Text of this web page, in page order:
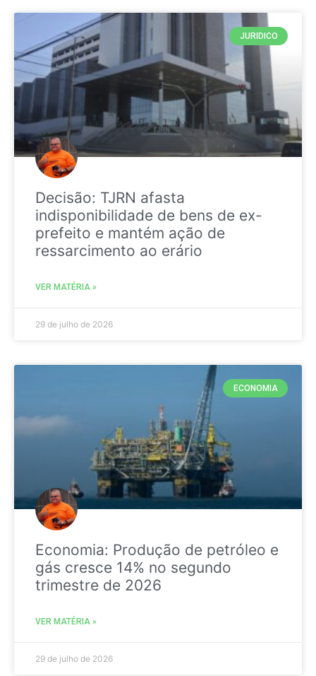
JURIDICO
Decisão: TJRN afasta
indisponibilidade de bens de ex-
prefeito e mantém ação de
ressarcimento ao erário
VER MATÉRIA »
29 de julho de 2026
ECONOMIA
Economia: Produção de petróleo e
gás cresce 14% no segundo
trimestre de 2026
VER MATÉRIA »
29 de julho de 2026